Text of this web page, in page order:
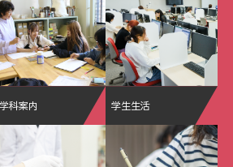
学科案内 学生生活